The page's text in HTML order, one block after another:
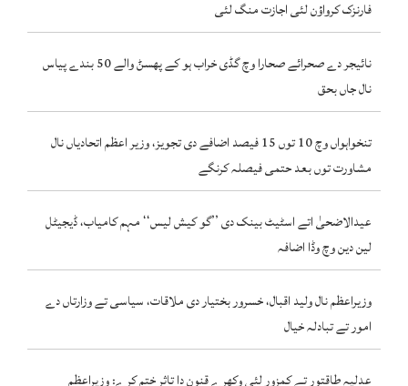
فارنزک کرواؤن لئی اجازت منگ لئی
نائیجر دے صحرائے صحارا وچ گڈی خراب ہو کے پھسݨ والے 50 بندے پیاس
نال جاں بحق
تنخواہواں وچ 10 توں 15 فیصد اضافے دی تجویز، وزیر اعظم اتحادیاں نال
مشاورت توں بعد حتمی فیصلہ کرنگے
عیدالاضحیٰ اتے اسٹیٹ بینک دی ’’گو کیش لیس‘‘ مہم کامیاب، ڈیجیٹل
لین دین وچ وڈا اضافہ
وزیراعظم نال ولید اقبال، خسرور بختیار دی ملاقات، سیاسی تے وزارتاں دے
امور تے تبادلہ خیال
عدلیہ طاقتور تے کمزور لئی وکھرے قنون دا تاثر ختم کرے: وزیراعظم